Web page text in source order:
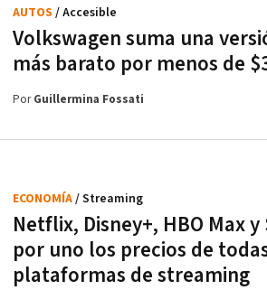
Volkswagen suma una
más barato por menos de
AUTOS / Accesible
PorGuillermina Fossati
Netflix, Disney+, HBO Max
por uno los precios de
plataformas de streaming
ECONOMÍA/ Streaming